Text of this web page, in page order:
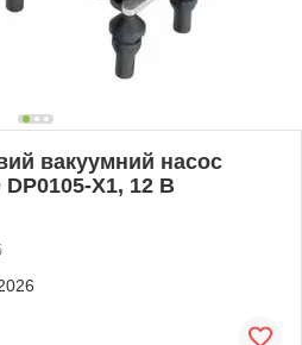
вакуумний насос
X1, 12 В